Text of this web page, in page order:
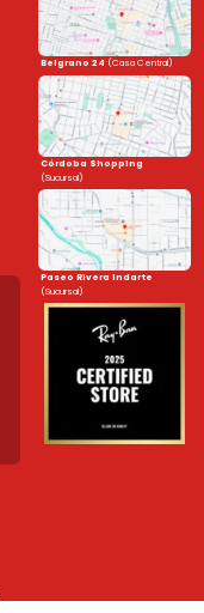
Belgrano 24 (Casa Central)
Córdoba Shopping
(Sucursal)
Paseo Rivera Indarte
(Sucursal)